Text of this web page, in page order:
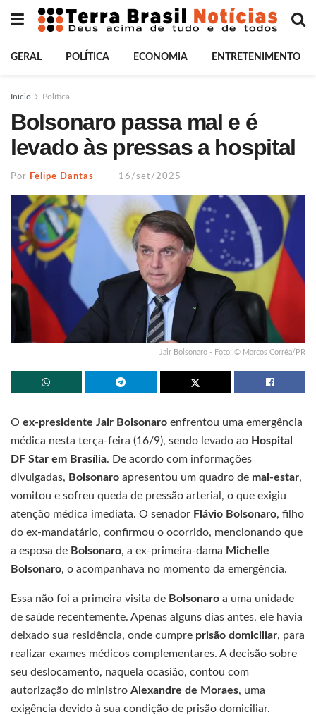
GERAL POLÍTICA ECONOMIA ENTRETENIMENTO
Início Política
Bolsonaro passa mal e é
levado às pressas a hospital
Por Felipe Dantas 16/set/2025
Jair Bolsonaro - Foto: © Marcos Corrêa/PR
O ex-presidente Jair Bolsonaro enfrentou uma emergência
médica nesta terça-feira (16/9), sendo levado ao Hospital
DF Star em Brasília. De acordo com informações
divulgadas, Bolsonaro apresentou um quadro de mal-estar,
vomitou e sofreu queda de pressão arterial, o que exigiu
atenção médica imediata. O senador Flávio Bolsonaro, filho
do ex-mandatário, confirmou o ocorrido, mencionando que
a esposa de Bolsonaro, a ex-primeira-dama Michelle
Bolsonaro, o acompanhava no momento da emergência.
Essa não foi a primeira visita de Bolsonaro a uma unidade
de saúde recentemente. Apenas alguns dias antes, ele havia
deixado sua residência, onde cumpre prisão domiciliar, para
realizar exames médicos complementares. A decisão sobre
seu deslocamento, naquela ocasião, contou com
autorização do ministro Alexandre de Moraes, uma
exigência devido à sua condição de prisão domiciliar.